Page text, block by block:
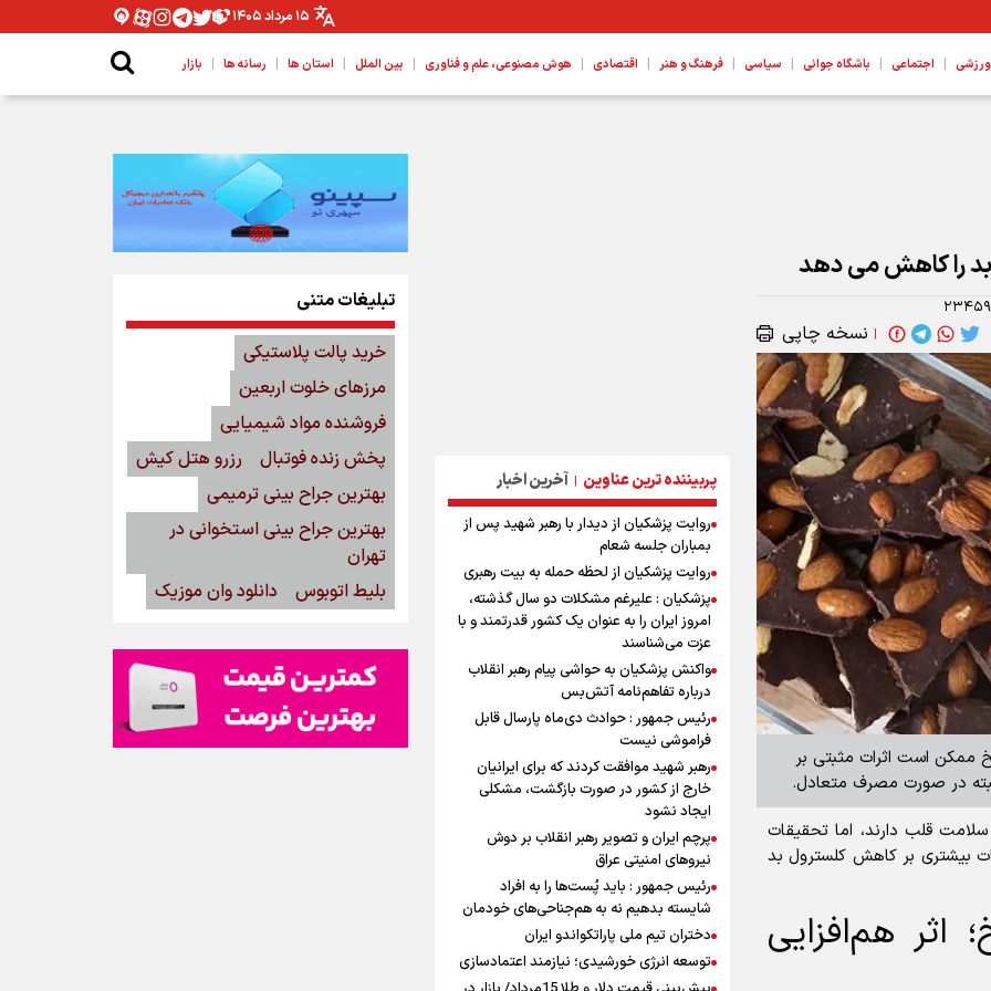
۱۵ مرداد ۱۴۰۵
ورزشی | اجتماعی | باشگاه جوانی | سیاسی | فرهنگ و هنر | اقتصادی | هوش مصنوعی، علم و فناوری | بین الملل | استان ها | رسانه ها | بازار
را کاهش می دهد
| نسخه چاپی
ممکن است اثرات مثبتی بر
در صورت مصرف متعادل.
سلامت قلب دارند، اما تحقیقات
بیشتری بر کاهش کلسترول بد
اثر هم‌افزایی
پربیننده ترین عناوین | آخرین اخبار
روایت پزشکیان از دیدار با رهبر شهید پس از
بمباران جلسه شعام
روایت پزشکیان از لحظه حمله به بیت رهبری
پزشکیان : علیرغم مشکلات دو سال گذشته،
امروز ایران را به عنوان یک کشور قدرتمند و با
عزت می‌شناسند
واکنش پزشکیان به حواشی پیام رهبر انقلاب
درباره تفاهم‌نامه آتش‌بس
رئیس جمهور : حوادث دی‌ماه پارسال قابل
فراموشی نیست
رهبر شهید موافقت کردند که برای ایرانیان
خارج از کشور در صورت بازگشت، مشکلی
ایجاد نشود
پرچم ایران و تصویر رهبر انقلاب بر دوش
نیروهای امنیتی عراق
رئیس جمهور : باید پُست‌ها را به افراد
شایسته بدهیم نه به هم‌جناحی‌های خودمان
دختران تیم ملی پاراتکواندو ایران
توسعه انرژی خورشیدی؛ نیازمند اعتمادسازی
تبلیغات متنی
خرید پالت پلاستیکی
مرزهای خلوت اربعین
فروشنده مواد شیمیایی
پخش زنده فوتبال
رزرو هتل کیش
بهترین جراح بینی ترمیمی
بهترین جراح بینی استخوانی در
تهران
بلیط اتوبوس
دانلود وان موزیک